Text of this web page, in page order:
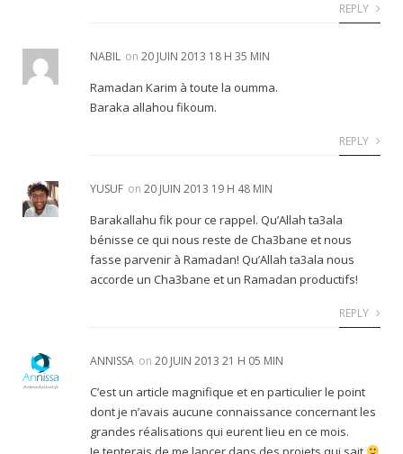
REPLY
NABIL on 20 JUIN 2013 18 H 35 MIN
Ramadan Karim à toute la oumma.
Baraka allahou fikoum.
REPLY
YUSUF on 20 JUIN 2013 19 H 48 MIN
Barakallahu fik pour ce rappel. Qu’Allah ta3ala
bénisse ce qui nous reste de Cha3bane et nous
fasse parvenir à Ramadan! Qu’Allah ta3ala nous
accorde un Cha3bane et un Ramadan productifs!
REPLY
ANNISSA on 20 JUIN 2013 21 H 05 MIN
C’est un article magnifique et en particulier le point
dont je n’avais aucune connaissance concernant les
grandes réalisations qui eurent lieu en ce mois.